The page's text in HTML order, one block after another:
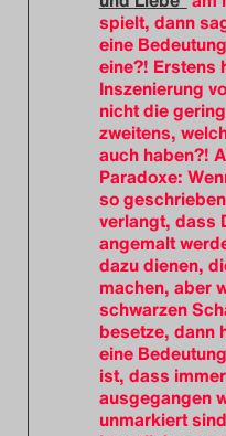
spielt, dann
eine
eine?! Erstens
Inszenierung
nicht die
zweitens,
auch haben?!
Paradoxe:
so
verlangt, dass
angemalt
dazu dienen,
machen, aber
schwarzen
besetze, dann
eine
ist, dass
ausgegangen
unmarkiert